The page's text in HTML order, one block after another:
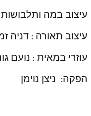
עיצוב במה
עיצוב תאורה : דניה
עוזרי במאית : נועם
הפקה: ניצן נוימן